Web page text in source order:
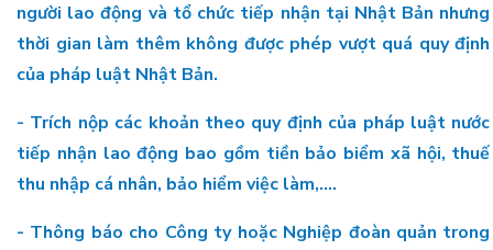
người lao động và tổ chức tiếp nhận tại Nhật Bản nhưng
thời gian làm thêm không được phép vượt quá quy định
của pháp luật Nhật Bản.
- Trích nộp các khoản theo quy định của pháp luật nước
tiếp nhận lao động bao gồm tiền bảo biểm xã hội, thuế
thu nhập cá nhân, bảo hiểm việc làm,....
- Thông báo cho Công ty hoặc Nghiệp đoàn quản trong